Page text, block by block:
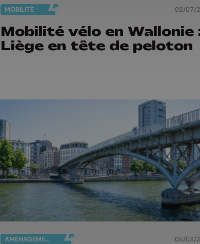
MOBILITÉ 02/07/
Mobilité vélo en Wallonie
Liège en tête de peloton
AMÉNAGEMENT DU TERRITOIRE 04/03/